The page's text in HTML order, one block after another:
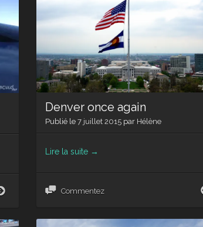
de
Denver once again
Publié le 7 juillet 2015par Hélène
Lire la suite →
Commentez